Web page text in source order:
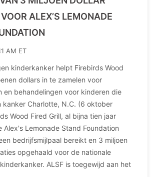
ALEX’S LEMONADE
AM ET
kinderkanker helpt Firebirds Wood
dollars in te zamelen voor
en behandelingen voor kinderen die
kanker Charlotte, N.C. (6 oktober
Wood Fired Grill, al bijna tien jaar
Alex's Lemonade Stand Foundation
bedrijfsmijlpaal bereikt en 3 miljoen
opgehaald voor de nationale
ALSF is toegewijd aan het